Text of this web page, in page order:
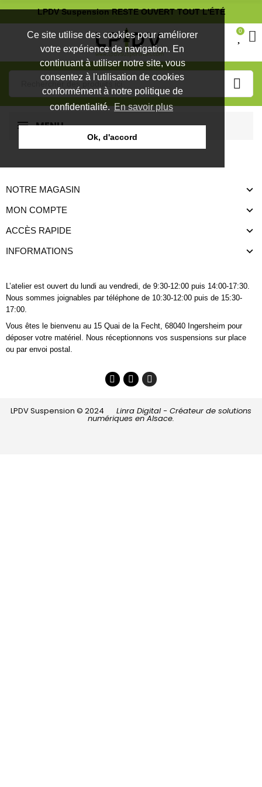
Ce site utilise des cookies pour améliorer
votre expérience de navigation. En
continuant à utiliser notre site, vous
consentez à l'utilisation de cookies
conformément à notre politique de
confidentialité.En savoir plus
Ok, d'accord
LPDV Suspension RESTE OUVERT TOUT L'ÉTÉ
0
MENU
NOTRE MAGASIN
MON COMPTE
ACCÈS RAPIDE
INFORMATIONS
L’atelier est ouvert du lundi au vendredi, de 9:30-12:00 puis 14:00-17:30.
Nous sommes joignables par téléphone de 10:30-12:00 puis de 15:30-
17:00.
Vous êtes le bienvenu au 15 Quai de la Fecht, 68040 Ingersheim pour
déposer votre matériel. Nous réceptionnons vos suspensions sur place
ou par envoi postal.
LPDV Suspension © 2024 Linra Digital - Créateur de solutions
numériques en Alsace.